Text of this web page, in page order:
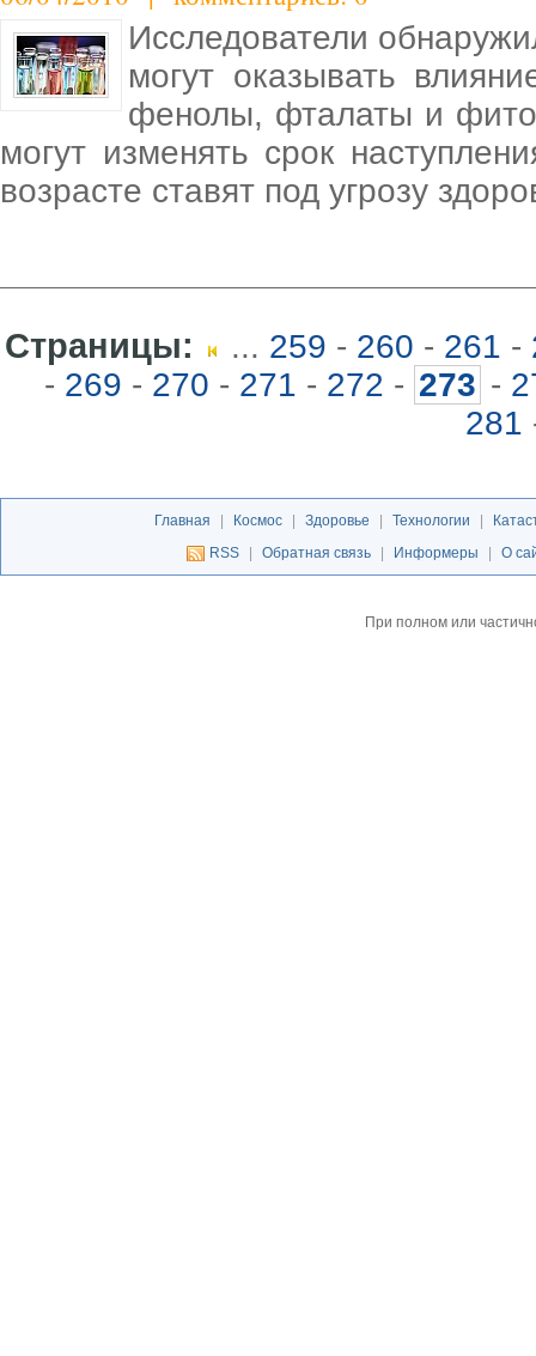
Исследователи
могут оказывать
фенолы, фталаты и
могут изменять срок
возрасте ставят под угрозу
Страницы: ... 259 - 260 - 261 -
- 269 - 270 - 271 - 272 - 273 -
281
Главная Космос Здоровье Технологии
RSS
Обратная связь Информеры О
При полном или